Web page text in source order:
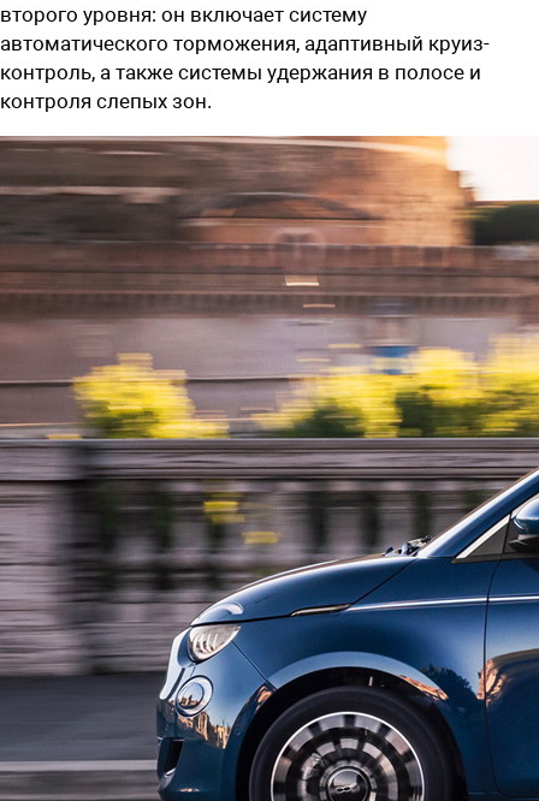
второго уровня: он включает систему
автоматического торможения, адаптивный круиз-
контроль, а также системы удержания в полосе и
контроля слепых зон.